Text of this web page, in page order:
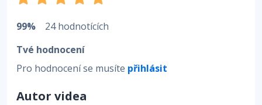
99%
24 hodnotících
Tvé hodnocení
Pro hodnocení se musíte přihlásit
Autor videa